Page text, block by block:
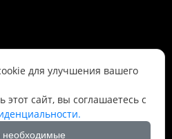
Синьфу, Фушунь,
для улучшения вашего
этот сайт, вы соглашаетесь с
необходимые